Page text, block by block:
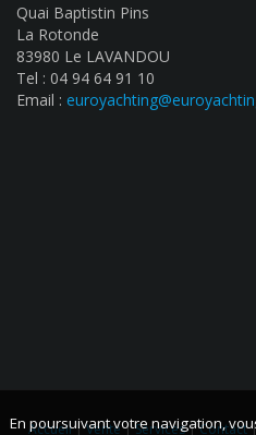
Quai Baptistin Pins
La Rotonde
83980 Le LAVANDOU
Tel : 04 94 64 91 10
Email :
Accueil|Vente|Services|Contact
En poursuivant votre navigation,